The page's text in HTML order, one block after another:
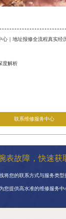
｜地址报修全流程真实经
度解析
联系维修服务中心
表故障，快速获
将您的联系方式与服务类型
您提供高水准的维修服务中